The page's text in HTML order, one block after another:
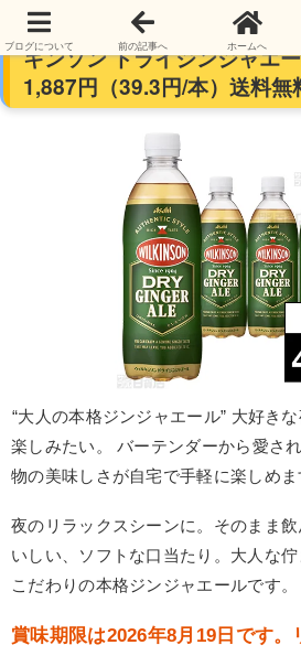
【だいぶわけあり】【有糖
キンソン ドライジンジャエ
1,887円（39.3円/本）送料無
“大人の本格ジンジャエール” 大好き
楽しみたい。 バーテンダーから愛さ
物の美味しさが自宅で手軽に楽しめま
夜のリラックスシーンに。そのまま
いしい、ソフトな口当たり。大人な佇
こだわりの本格ジンジャエールです。
賞味期限は2026年8月19日です
ブログについて 前の記事へ ホームへ